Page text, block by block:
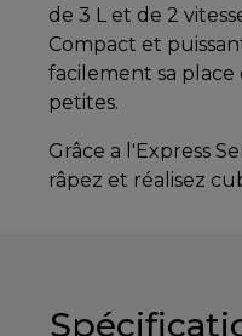
de 3 L et de 2
Compact et
facilement sa place
petites.
Grâce a l'Express
râpez et réalisez